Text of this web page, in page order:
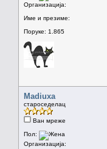
Организација:
Име и презиме:
Поруке: 1.865
Madiuxa
староседелац
Ван мреже
Пол:
Организација: